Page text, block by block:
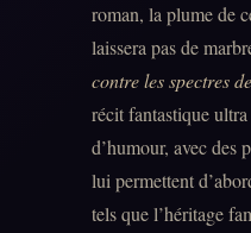
roman, la plume de
laissera pas de
contre les spectres
récit fantastique
d’humour, avec des
lui permettent
tels que l’héritage